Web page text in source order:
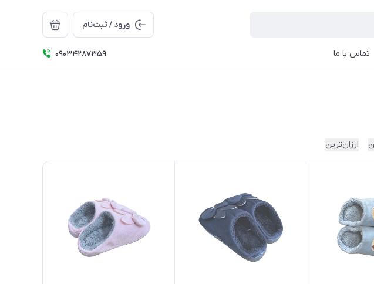
ورود / ثبت‌نام
تماس با ما 09034287359
ارزان‌ترین